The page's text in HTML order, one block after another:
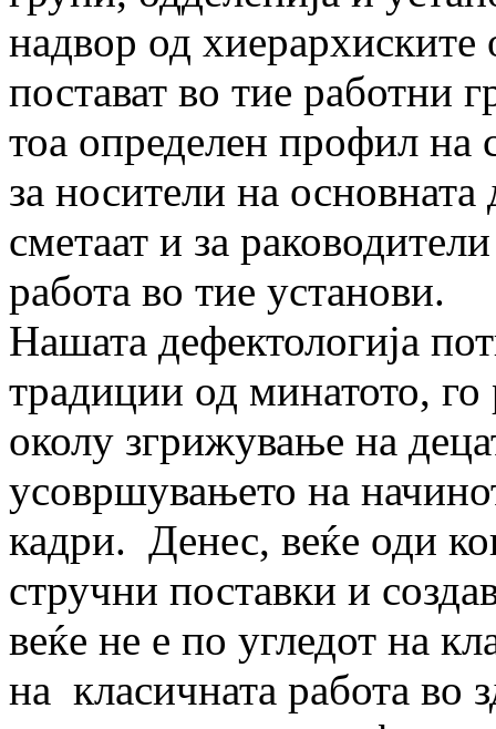
надвор од
постават во тие работни
тоа определен профил на
за носители на
сметаат и за
работа во тие установи.
Нашата дефектологија
традиции од минатото,
околу згрижување на
усовршувањето на
кадри. Денес, веќе оди
стручни поставки и
веќе не е по угледот на
на класичната работа во